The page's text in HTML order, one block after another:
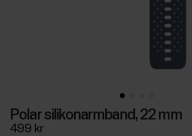
Polar silikonarmband, 22 mm
499 kr